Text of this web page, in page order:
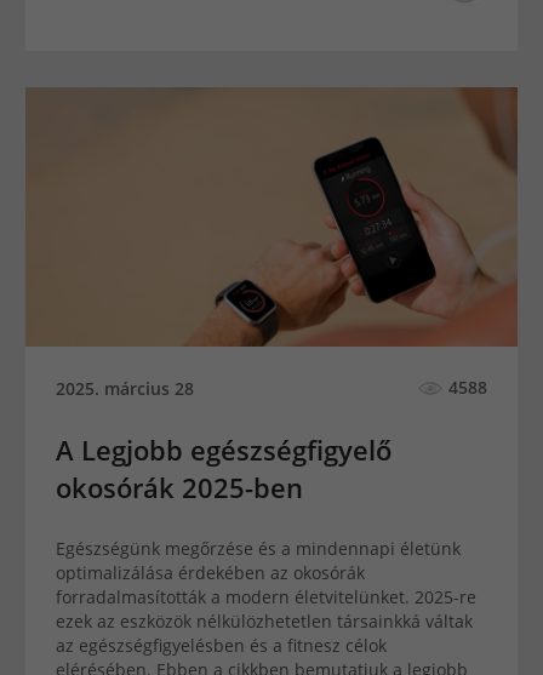
2025. március 28 4588
A Legjobb egészségfigyelő
okosórák 2025-ben
Egészségünk megőrzése és a mindennapi életünk
optimalizálása érdekében az okosórák
forradalmasították a modern életvitelünket. 2025-re
ezek az eszközök nélkülözhetetlen társainkká váltak
az egészségfigyelésben és a fitnesz célok
elérésében. Ebben a cikkben bemutatjuk a legjobb